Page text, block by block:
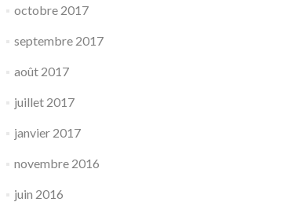
octobre 2017
septembre 2017
août 2017
juillet 2017
janvier 2017
novembre 2016
juin 2016